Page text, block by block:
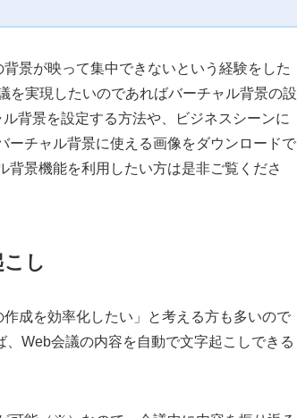
景が映って集中できないという経験をした
を実現したいのであればバーチャル背景の設
背景を設定する方法や、ビジネスシーンに
ーチャル背景に使える画像をダウンロードで
背景機能を利用したい方は是非ご覧くださ
し
成を効率化したい」と考える方も多いので
Web会議の内容を自動で文字起こしできる